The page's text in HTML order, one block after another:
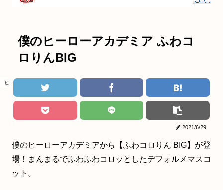
僕のヒーローアカデミア ふわコ
ロりんBIG
ヒロアカ
2021/6/29
僕のヒーローアカデミアから【ふわコロりん BIG】が登
場！まんまるでふわふわコロッとしたデフォルメマスコ
ット。